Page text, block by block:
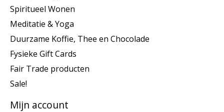
Spiritueel Wonen
Meditatie & Yoga
Duurzame Koffie, Thee en Chocolade
Fysieke Gift Cards
Fair Trade producten
Sale!
Mijn account